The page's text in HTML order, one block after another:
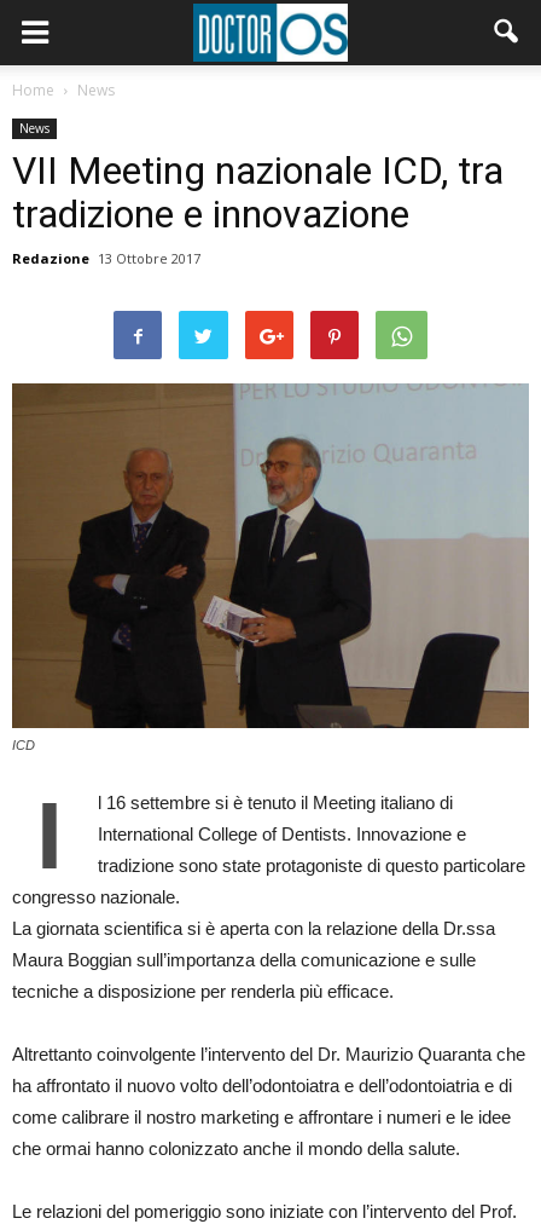
Home News
News
VII Meeting nazionale ICD, tra
tradizione e innovazione
Redazione 13 Ottobre 2017
ICD
I
l 16 settembre si è tenuto il Meeting italiano di
International College of Dentists. Innovazione e
tradizione sono state protagoniste di questo particolare
congresso nazionale.
La giornata scientifica si è aperta con la relazione della Dr.ssa
Maura Boggian sull’importanza della comunicazione e sulle
tecniche a disposizione per renderla più efficace.
Altrettanto coinvolgente l’intervento del Dr. Maurizio Quaranta che
ha affrontato il nuovo volto dell’odontoiatra e dell’odontoiatria e di
come calibrare il nostro marketing e affrontare i numeri e le idee
che ormai hanno colonizzato anche il mondo della salute.
Le relazioni del pomeriggio sono iniziate con l’intervento del Prof.